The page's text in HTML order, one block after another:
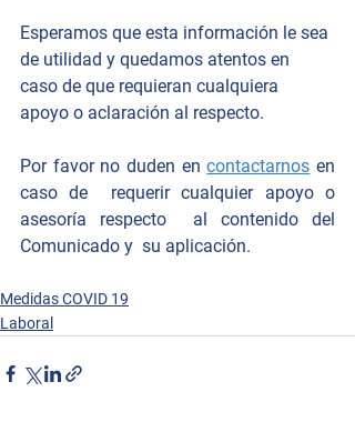
Esperamos que esta información le sea
de utilidad y quedamos atentos en
caso de que requieran cualquiera
apoyo o aclaración al respecto.
Por favor no duden en contactarnos en
caso de  requerir cualquier apoyo o
asesoría respecto  al contenido del
Comunicado y  su aplicación.
Medidas COVID 19
Laboral